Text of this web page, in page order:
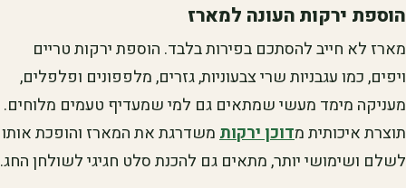
הוספת ירקות העונה למארז
מארז לא חייב להסתכם בפירות בלבד. הוספת ירקות טריים
ויפים, כמו עגבניות שרי צבעוניות, גזרים, מלפפונים ופלפלים,
מעניקה מימד מעשי שמתאים גם למי שמעדיף טעמים מלוחים.
תוצרת איכותית מדוכן ירקותמשדרגת את המארז והופכת אותו
לשלם ושימושי יותר, מתאים גם להכנת סלט חגיגי לשולחן החג.